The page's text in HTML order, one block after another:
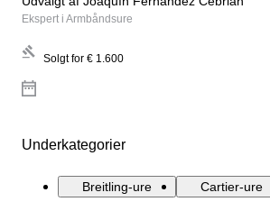
Ekspert i Armbåndsure
Solgt for € 1.600
Underkategorier
Breitling-ure Cartier-ure